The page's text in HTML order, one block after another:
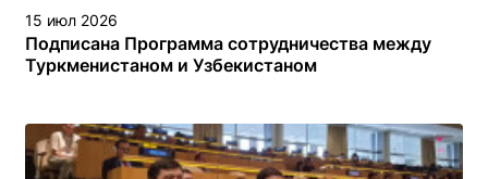
15 июл 2026
Подписана Программа сотрудничества между
Туркменистаном и Узбекистаном